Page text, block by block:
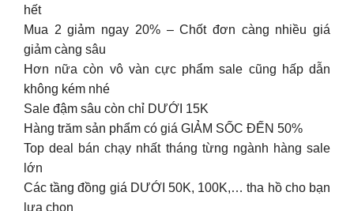
hết
Mua 2 giảm ngay 20% – Chốt đơn càng nhiều giá
giảm càng sâu
️Hơn nữa còn vô vàn cực phẩm sale cũng hấp dẫn
không kém nhé
Sale đậm sâu còn chỉ DƯỚI 15K
Hàng trăm sản phẩm có giá GIẢM SỐC ĐẾN 50%
Top deal bán chạy nhất tháng từng ngành hàng sale
lớn
Các tầng đồng giá DƯỚI 50K, 100K,… tha hồ cho bạn
lựa chọn